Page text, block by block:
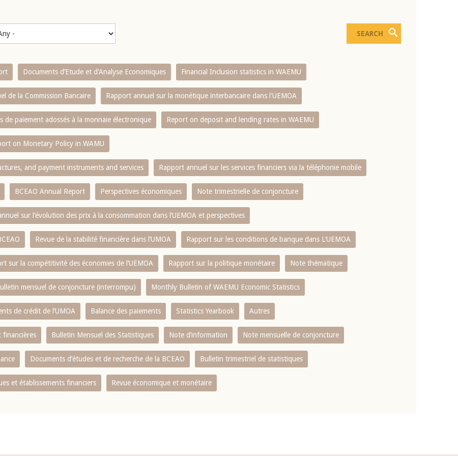
Documents d’Etude et d’Analyse Economiques Financial Inclusion statistics in WAEMU
de la Commission Bancaire Rapport annuel sur la monétique interbancaire dans l'UEMOA
de paiement adossés à la monnaie électronique Report on deposit and lending rates in WAEMU
on Monetary Policy in WAMU
and payment instruments and services Rapport annuel sur les services financiers via la téléphonie mobile
BCEAO Annual Report Perspectives économiques Note trimestrielle de conjoncture
sur l‘évolution des prix à la consommation dans l‘UEMOA et perspectives
Revue de la stabilité financière dans l‘UMOA Rapport sur les conditions de banque dans L‘UEMOA
sur la compétitivité des économies de l‘UEMOA Rapport sur la politique monétaire Note thématique
mensuel de conjoncture (interrompu) Monthly Bulletin of WAEMU Economic Statistics
de crédit de l‘UMOA Balance des paiements Statistics Yearbook Autres
financières Bulletin Mensuel des Statistiques Note d’information Note mensuelle de conjoncture
Documents d’études et de recherche de la BCEAO Bulletin trimestriel de statistiques
et établissements financiers Revue économique et monétaire